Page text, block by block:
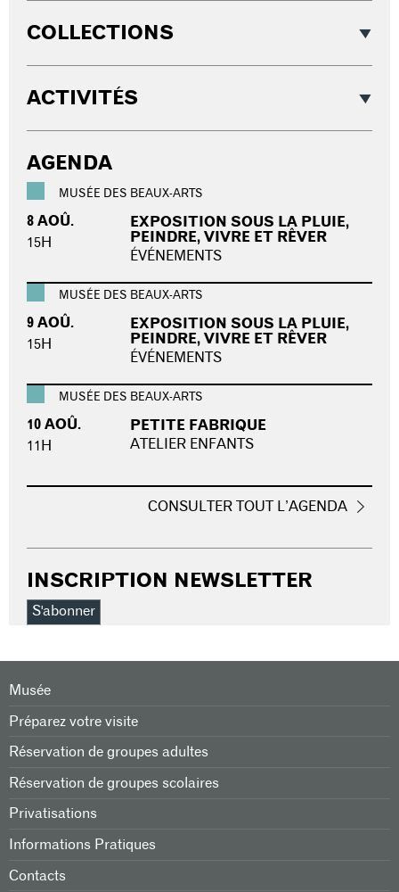
COLLECTIONS
ACTIVITÉS
AGENDA
MUSÉE DES BEAUX-ARTS
8 AOÛ.
15H
EXPOSITION SOUS LA PLUIE,
PEINDRE, VIVRE ET RÊVER
ÉVÉNEMENTS
MUSÉE DES BEAUX-ARTS
9 AOÛ.
15H
EXPOSITION SOUS LA PLUIE,
PEINDRE, VIVRE ET RÊVER
ÉVÉNEMENTS
MUSÉE DES BEAUX-ARTS
10 AOÛ.
11H
PETITE FABRIQUE
ATELIER ENFANTS
CONSULTER TOUT L’AGENDA
INSCRIPTION NEWSLETTER
S'abonner
Musée
Préparez votre visite
Réservation de groupes adultes
Réservation de groupes scolaires
Privatisations
Informations Pratiques
Contacts